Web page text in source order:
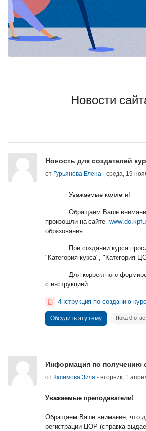
Новости
Новость для создателей
от Гурьянова Елена - среда, 19
Уважаемые коллеги!
Обращаем Ваше
произошли на сайте www.do. kpfu
образования.
При создании курса
"Категория курса", "Категория
Для корректного
с инструкцией.
Инструкция по созданию
Обсудить эту тему Пока 0
Информация по получению
от Касимова Зиля - вторник, 1
Уважаемые преподаватели!
Обращаем Ваше внимание, что
регистрации ЦОР (справка